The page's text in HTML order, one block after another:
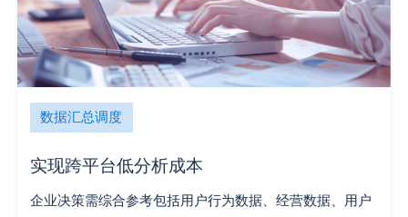
数据汇总调度
实现跨平台低分析成本
企业决策需综合参考包括用户行为数据、经营数据、用户